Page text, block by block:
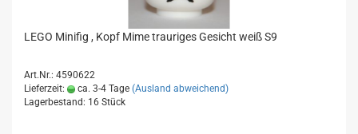
LEGO Minifig , Kopf Mime trauriges Gesicht weiß S9
Art.Nr.: 4590622
Lieferzeit:
ca. 3-4 Tage (Ausland abweichend)
Lagerbestand: 16 Stück